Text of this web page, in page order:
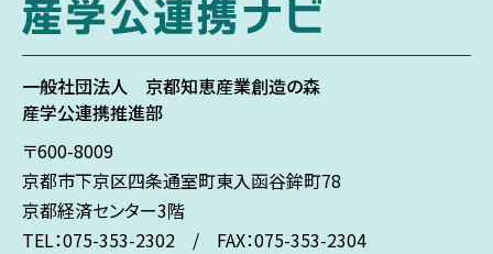
一般社団法人 京都知恵産業創造の森
産学公連携推進部
〒600-8009
京都市下京区四条通室町東入函谷鉾町78
京都経済センター3階
TEL：075-353-2302 / FAX：075-353-2304